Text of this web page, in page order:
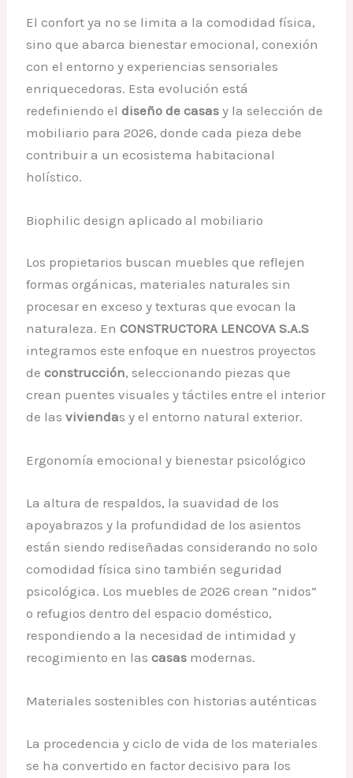
El confort ya no se limita a la comodidad física,
sino que abarca bienestar emocional, conexión
con el entorno y experiencias sensoriales
enriquecedoras. Esta evolución está
redefiniendo eldiseño de casas y la selección de
mobiliario para 2026, donde cada pieza debe
contribuir a un ecosistema habitacional
holístico.
Biophilic design aplicado al mobiliario
Los propietarios buscan muebles que reflejen
formas orgánicas, materiales naturales sin
procesar en exceso y texturas que evocan la
naturaleza. EnCONSTRUCTORA LENCOVA S.A.S
integramos este enfoque en nuestros proyectos
deconstrucción, seleccionando piezas que
crean puentes visuales y táctiles entre el interior
de lasviviendas y el entorno natural exterior.
Ergonomía emocional y bienestar psicológico
La altura de respaldos, la suavidad de los
apoyabrazos y la profundidad de los asientos
están siendo rediseñadas considerando no solo
comodidad física sino también seguridad
psicológica. Los muebles de 2026 crean “nidos”
o refugios dentro del espacio doméstico,
respondiendo a la necesidad de intimidad y
recogimiento en lascasas modernas.
Materiales sostenibles con historias auténticas
La procedencia y ciclo de vida de los materiales
se ha convertido en factor decisivo para los